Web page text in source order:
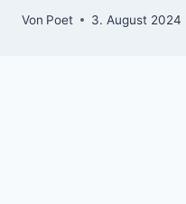
Von Poet 3. August 2024